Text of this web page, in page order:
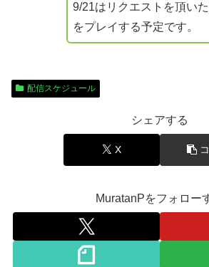
9/21はリクエストを頂い
をプレイする予定です。
配信スケジュール
シェアする
X
MuratanPをフォロー